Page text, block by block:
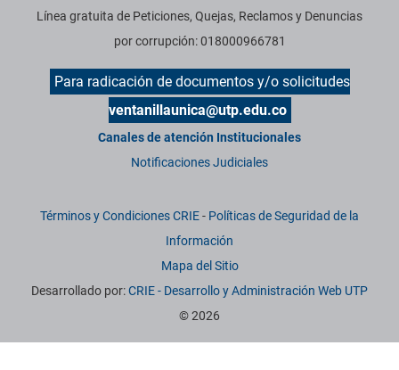
Línea gratuita de Peticiones, Quejas, Reclamos y Denuncias
por corrupción: 018000966781
Para radicación de documentos y/o solicitudes
ventanillaunica@utp.edu.co
Canales de atención Institucionales
Notificaciones Judiciales
Términos y Condiciones CRIE- Políticas de Seguridad de la
Información
Mapa del Sitio
Desarrollado por:CRIE - Desarrollo y Administración Web UTP
© 2026